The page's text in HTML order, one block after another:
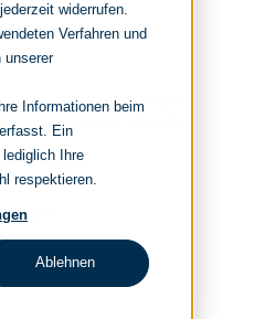
widerrufen.
Verfahren und
unserer
Informationen beim
Ein
Ihre
respektieren.
Ablehnen
Suchen